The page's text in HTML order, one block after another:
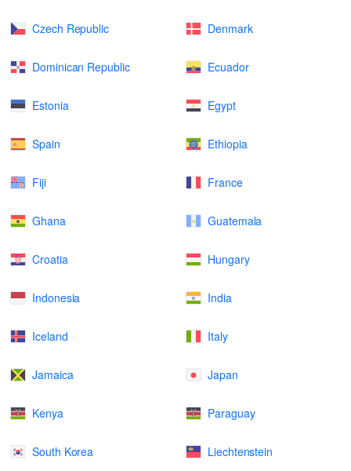
Czech Republic Denmark
Dominican Republic Ecuador
Estonia Egypt
Spain Ethiopia
Fiji France
Ghana Guatemala
Croatia Hungary
Indonesia India
Iceland Italy
Jamaica Japan
Kenya Paraguay
South Korea Liechtenstein